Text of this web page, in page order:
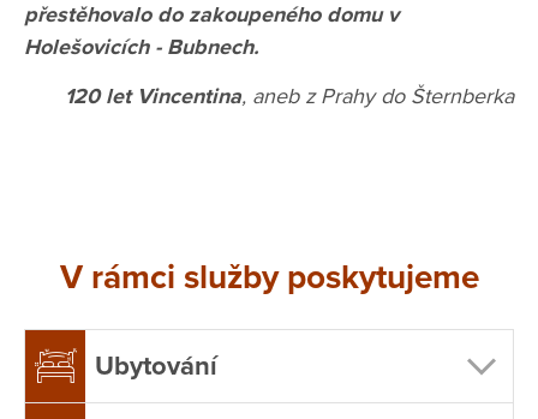
přestěhovalo do zakoupeného domu v
Holešovicích - Bubnech.
120 let Vincentina, aneb z Prahy do Šternberka
V rámci služby poskytujeme
Ubytování